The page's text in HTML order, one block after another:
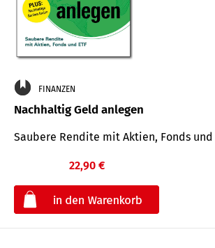
FINANZEN
Nachhaltig Geld anlegen
Saubere Rendite mit Aktien, Fonds und
22,90 €